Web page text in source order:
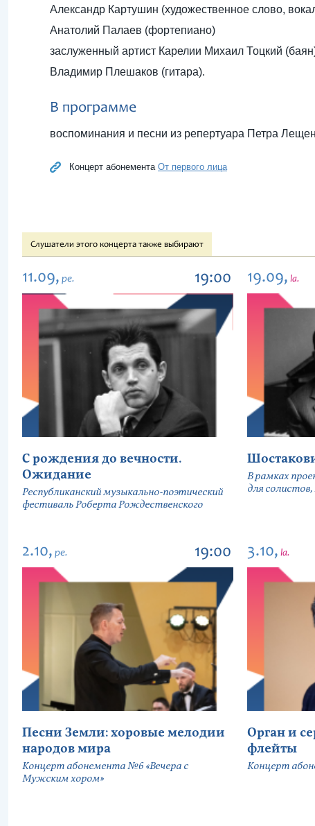
Александр Картушин (художественное слово,
Анатолий Палаев (фортепиано)
заслуженный артист Карелии Михаил Тоцкий
Владимир Плешаков (гитара).
В программе
воспоминания и песни из репертуара Петра
Концерт абонемента От первого лица
Слушатели этого концерта также выбирают
11.09, pe. 19:00
С рождения до вечности.
Ожидание
Республиканский музыкально-поэтический
фестиваль Роберта Рождественского
19.09, la.
В рамках
для
2.10, pe. 19:00
Песни Земли: хоровые мелодии
народов мира
Концерт абонемента №6 «Вечера с
Мужским хором»
3.10, la.
Орган и
флейты
Концерт